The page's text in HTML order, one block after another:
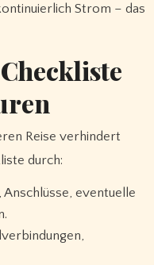
Strom – das
Reise verhindert
durch:
Anschlüsse, eventuelle